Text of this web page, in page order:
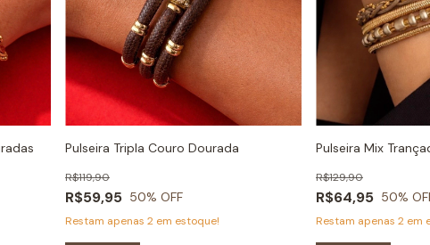
Pulseira Tripla Couro Dourada
R$59,95
R$119,90
50% OFF
Restam apenas 2 em estoque!
Pulseira Mix
R$64,95
R$129,90
50%
Restam apenas 2 em